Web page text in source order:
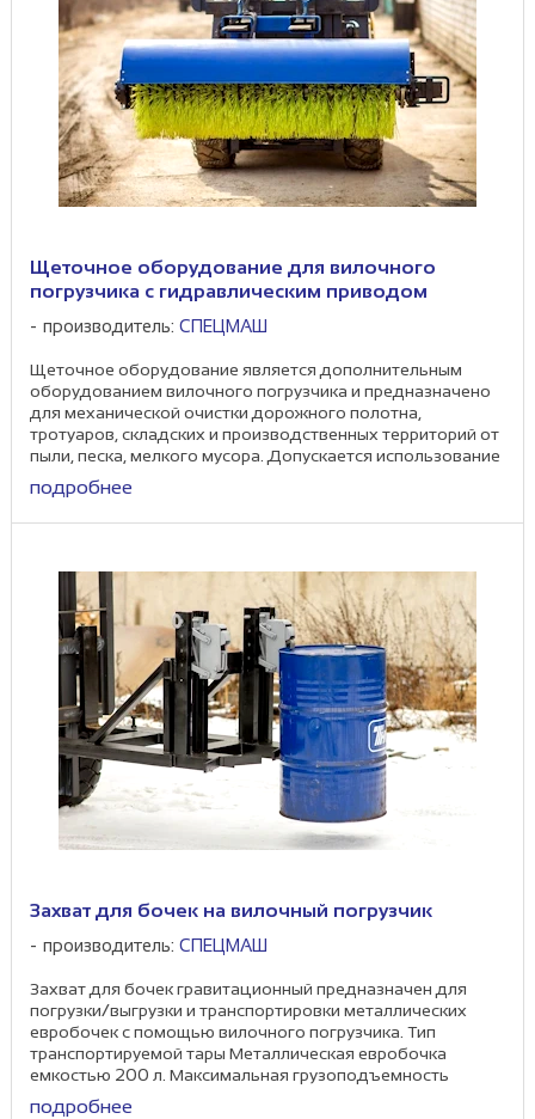
Щеточное оборудование для вилочного
погрузчика с гидравлическим приводом
производитель: СПЕЦМАШ
Щеточное оборудование является дополнительным
оборудованием вилочного погрузчика и предназначено
для механической очистки дорожного полотна,
тротуаров, складских и производственных территорий от
пыли, песка, мелкого мусора. Допускается использование
подробнее
Захват для бочек на вилочный погрузчик
производитель: СПЕЦМАШ
Захват для бочек гравитационный предназначен для
погрузки/выгрузки и транспортировки металлических
евробочек с помощью вилочного погрузчика. Тип
транспортируемой тары Металлическая евробочка
емкостью 200 л. Максимальная грузоподъемность
одного ...
подробнее